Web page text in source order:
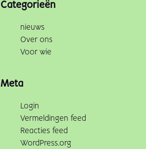
Categorieën
nieuws
Over ons
Voor wie
Meta
Login
Vermeldingen feed
Reacties feed
WordPress.org